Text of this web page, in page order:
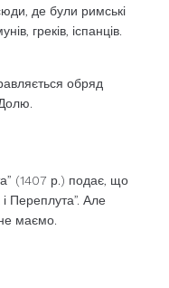
де були римські
греків, іспанців.
обряд
(1407 р.) подає, що
Переплута”. Але
маємо.